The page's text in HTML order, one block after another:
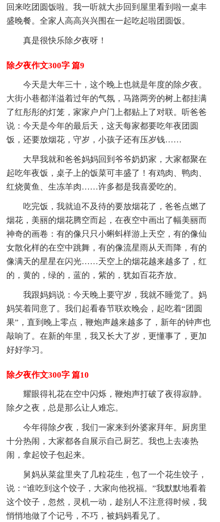
回来吃团圆饭啦。我一听就大步回到屋里看到啦一桌丰
盛晚餐。全家人高高兴兴围在一起吃起啦团圆饭。
真是很快乐除夕夜呀！
除夕夜作文300字 篇9
今天是大年三十，这个晚上也就是年度的除夕夜。
大街小巷都洋溢着过年的气氛，马路两旁的树上都挂满
了红彤彤的灯笼，家家户户门上都贴上了对联。听爸爸
说：今天是今年的最后天，这天每家都要吃年夜团圆
饭，还要放烟花，守岁，小孩子还有压岁钱……
大早我就和爸爸妈妈回到爷爷奶奶家，大家都聚在
起吃年夜饭，桌子上的饭菜可丰盛了！有鸡肉、鸭肉、
红烧黄鱼、生冻羊肉……许多都是我喜爱吃的。
吃完饭，我就迫不及待的要放烟花了，爸爸点燃了
烟花，美丽的烟花腾空而起，在夜空中画出了幅美丽而
神奇的画卷：有的像只只小蝌蚪样游上天空，有的像仙
女散化样的在空中跳舞，有的像流星雨从天而降，有的
像满天的星星在闪光……天空上的烟花越来越多了，红
的，黄的，绿的，蓝的，紫的，犹如百花齐放。
我跟妈妈说：今天晚上要守岁，我就不睡觉了。妈
妈笑着同意了。我们起看春节联欢晚会，起吃着“团圆
果”，直到晚上零点，鞭炮声越来越多了，新年的钟声也
敲响了。在新的年里，我又长大了岁，更懂事了，更加
好好学习。
除夕夜作文300字 篇10
耀眼得礼花在空中闪烁，鞭炮声打破了夜得寂静。
除夕之夜，总是那么让人难忘。
今年得除夕夜，我们一家来到外婆家拜年。厨房里
十分热闹，大家都各自展示自己厨艺。我也上去凑热
闹，拿起饺子包起来。
舅妈从菜盆里夹了几粒花生，包了一个花生饺子，
说：“谁吃到这个饺子，大家向他祝福。”我默默地看着
这个饺子，忽然，灵机一动，趁别人不注意得时候，我
悄悄地做了个记号，不巧，被妈妈看见了。